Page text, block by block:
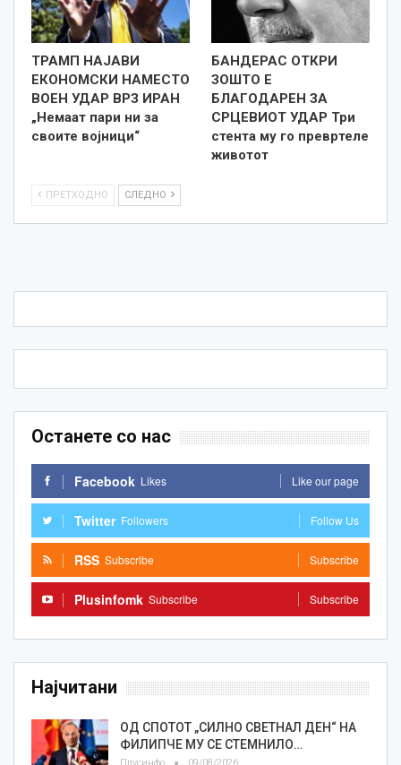
ТРАМП НАЈАВИ
ЕКОНОМСКИ НАМЕСТО
ВОЕН УДАР ВРЗ ИРАН
„Немаат пари ни за
своите војници“
БАНДЕРАС ОТКРИ
ЗОШТО Е
БЛАГОДАРЕН ЗА
СРЦЕВИОТ УДАР Три
стента му го превртеле
животот
ПРЕТХОДНО СЛЕДНО
Останете со нас
Facebook Likes Like our page
Twitter Followers Follow Us
RSS Subscribe Subscribe
Plusinfomk Subscribe Subscribe
Најчитани
ОД СПОТОТ „СИЛНО СВЕТНАЛ ДЕН“ НА
ФИЛИПЧЕ МУ СЕ СТЕМНИЛО…